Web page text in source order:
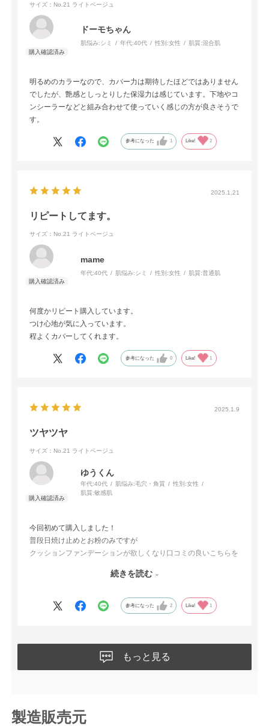
サイズ：No.21 ライトベージュ
ドーモちゃん
肌悩み:シミ 年代:40代 性別:女性 肌質:混合肌
明るめのカラーなので、カバー力は期待したほどではありません
でしたが、艶感としっとりした保湿力は感じています。下地やコ
ンシーラーなどと組み合わせて使っていく感じの方が良さそうで
す。
参考になった 1 Like! 2
2025.1.21
リピートしてます。
サイズ：No.21 ライトベージュ
mame
年代:40代 肌悩み:シミ 性別:女性 肌質:普通肌
何度かリピート購入しています。
つけ心地が気に入っています。
程よくカバーしてくれます。
参考になった 0 Like! 1
2025.1.9
ツヤツヤ
サイズ：No.21 ライトベージュ
ゆうくん
年代:40代 肌悩み:毛穴・角質 性別:女性
肌質:敏感肌
今回初めて購入しました！
普段日焼け止めとお粉のみですが
クッションファンデーションが欲しくなり口コミの良いこちらを
クッションファンデーション使用してみると肌のトーンが明るく
1日で気分よく過ごせています。リピート確定です。
続きを読む
参考になった 2 Like! 1
もっと見る
製造販売元